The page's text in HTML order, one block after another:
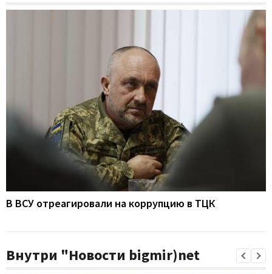
В ВСУ отреагировали на коррупцию в ТЦК
Внутри "Новости bigmir)net